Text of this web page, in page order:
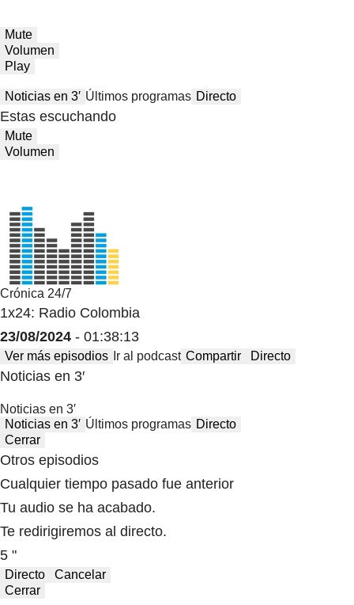
Mute
Volumen
Play
Noticias en 3′ Últimos programas Directo
Estas escuchando
Mute
Volumen
Crónica 24/7
1x24: Radio Colombia
23/08/2024 - 01:38:13
Ver más episodios Ir al podcast Compartir Directo
Noticias en 3′
Noticias en 3′
Noticias en 3′ Últimos programas Directo
Cerrar
Otros episodios
Cualquier tiempo pasado fue anterior
Tu audio se ha acabado.
Te redirigiremos al directo.
5 "
Directo
Cancelar
Cerrar